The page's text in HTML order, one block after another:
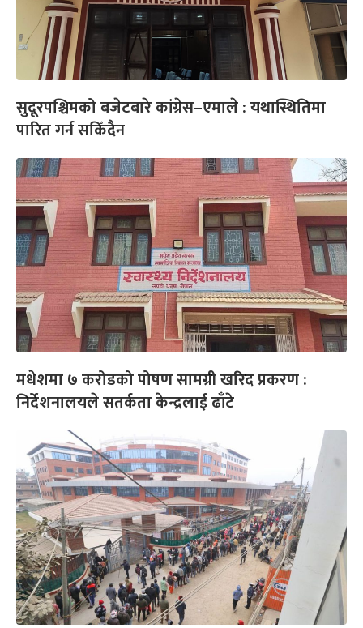
सुदूरपश्चिमको बजेटबारे कांग्रेस–एमाले : यथास्थितिमा
पारित गर्न सकिँदैन
मधेशमा ७ करोडको पोषण सामग्री खरिद प्रकरण :
निर्देशनालयले सतर्कता केन्द्रलाई ढाँटे